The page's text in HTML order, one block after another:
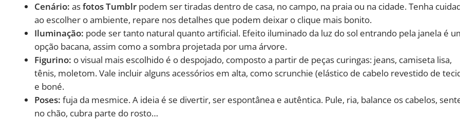
Cenário: asfotos Tumblr podem ser tiradas dentro de casa, no campo, na praia ou na cidade. Tenha
ao escolher o ambiente, repare nos detalhes que podem deixar o clique mais bonito.
Iluminação: pode ser tanto natural quanto artificial. Efeito iluminado da luz do sol entrando pela janela é
opção bacana, assim como a sombra projetada por uma árvore.
Figurino: o visual mais escolhido é o despojado, composto a partir de peças curingas: jeans, camiseta lisa,
tênis, moletom. Vale incluir alguns acessórios em alta, como scrunchie (elástico de cabelo revestido de
e boné.
Poses: fuja da mesmice. A ideia é se divertir, ser espontânea e autêntica. Pule, ria, balance os cabelos,
no chão, cubra parte do rosto…